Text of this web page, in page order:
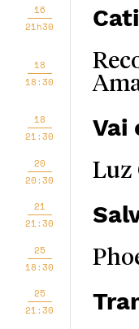
16
21h30
18
18:30
18
21:30
Vai
20
20:30
Luz
21
21:30
25
18:30
25
21:30